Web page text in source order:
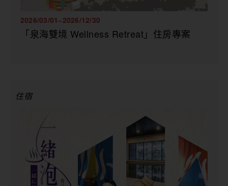
2026/03/01~2026/12/30
「泉海雙境 Wellness Retreat」住房專案
住宿